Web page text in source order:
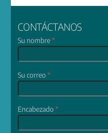
CONTÁCTANOS
Su nombre*
Su correo*
Encabezado*